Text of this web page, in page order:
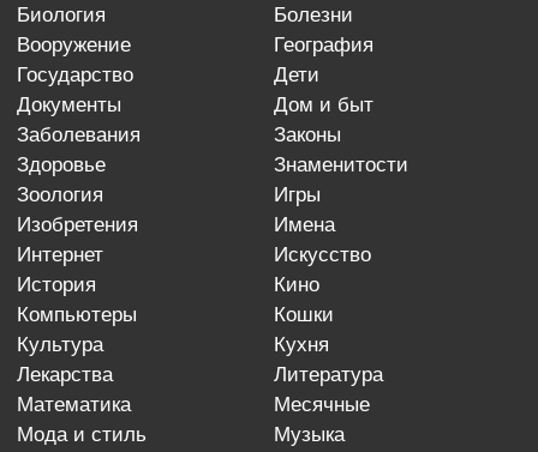
биология
болезни
вооружение
география
государство
дети
документы
дом и быт
заболевания
законы
здоровье
знаменитости
зоология
игры
изобретения
имена
интернет
искусство
история
кино
компьютеры
кошки
культура
кухня
лекарства
литература
математика
месячные
мода и стиль
музыка